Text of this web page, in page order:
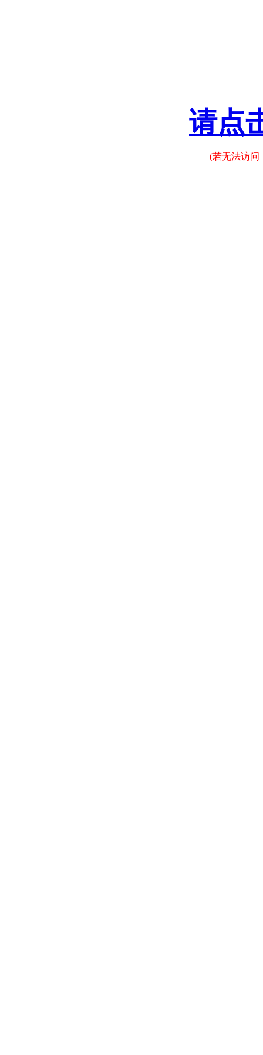
请点
(若无法访问